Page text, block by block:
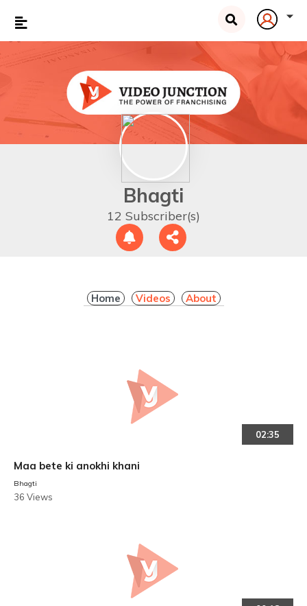
Bhagti
12 Subscriber(s)
Home Videos About
02:35
Maa bete ki anokhi khani
Bhagti
36 Views